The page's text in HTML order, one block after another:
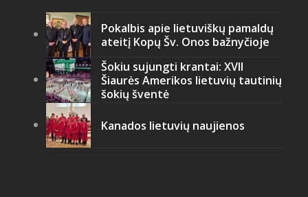
Pokalbis apie lietuviškų pamaldų
ateitį Kopų Šv. Onos bažnyčioje
Šokiu sujungti krantai: XVII
Šiaurės Amerikos lietuvių tautinių
šokių šventė
Kanados lietuvių naujienos